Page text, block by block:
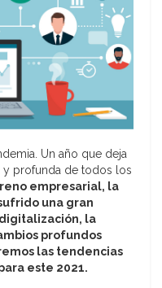
Un año que deja
y profunda de todos los
empresarial, la
una gran
la
profundos
las tendencias
este 2021.